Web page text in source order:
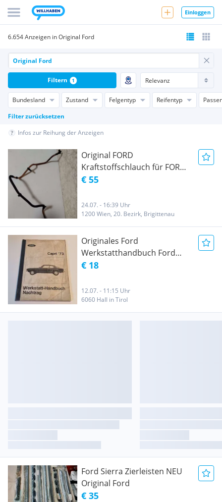
Einloggen
6.654 Anzeigen in Original Ford
Bundesland Zustand Felgentyp Reifentyp
Filter zurücksetzen
Filtern 1
Infos zur Reihung der Anzeigen
Original FORD
Kraftstoffschlauch für FORD
Galaxy
€ 55
24.07. - 16:39 Uhr
1200 Wien, 20. Bezirk, Brigittenau
Originales Ford
Werkstatthandbuch Ford
Capri 1973
€ 18
12.07. - 11:15 Uhr
6060 Hall in Tirol
Ford Sierra Zierleisten NEU
Original Ford
€ 35